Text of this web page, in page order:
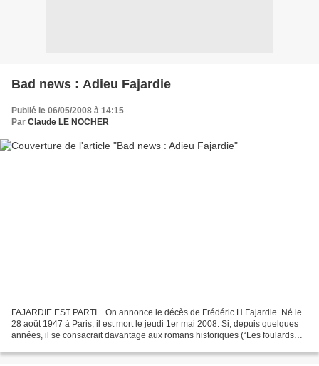
Bad news : Adieu Fajardie
Publié le 06/05/2008 à 14:15
Par Claude LE NOCHER
FAJARDIE EST PARTI... On annonce le décès de Frédéric H.Fajardie. Né le
28 août 1947 à Paris, il est mort le jeudi 1er mai 2008. Si, depuis quelques
années, il se consacrait davantage aux romans historiques (“Les foulards